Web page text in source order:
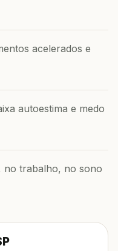
acelerados e
autoestima e medo
no trabalho, no sono